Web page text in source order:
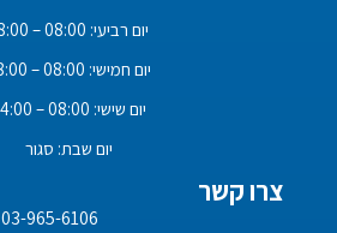
יום רביעי: 08:00 – 18:00
יום חמישי: 08:00 – 18:00
יום שישי: 08:00 – 14:00
יום שבת: סגור
צרו קשר
03-965-6106